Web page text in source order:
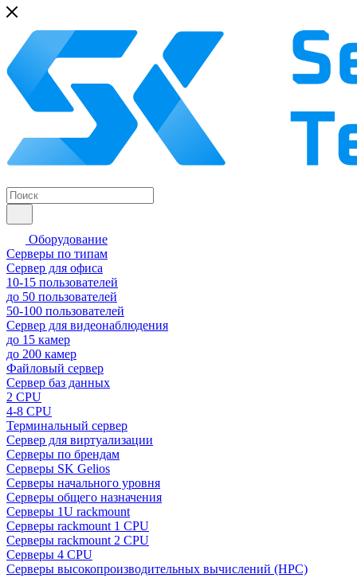
Оборудование
Серверы по типам
Сервер для офиса
10-15 пользователей
до 50 пользователей
50-100 пользователей
Сервер для видеонаблюдения
до 15 камер
до 200 камер
Файловый сервер
Сервер баз данных
2 CPU
4-8 CPU
Терминальный сервер
Сервер для виртуализации
Серверы по брендам
Серверы SK Gelios
Серверы начального уровня
Серверы общего назначения
Серверы 1U rackmount
Серверы rackmount 1 CPU
Серверы rackmount 2 CPU
Серверы 4 CPU
Серверы высокопроизводительных вычислений (HPC)